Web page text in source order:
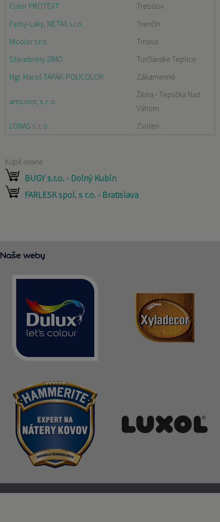
Color PROTEXT
Trebišov
Farby-Laky, METAX s.r.o.
Trenčín
Micolor s.r.o.
Trnava
Stavebniny ZIMO
Turčianske Teplice
Mgr. Maroš ŤAPÁK-POLICOLOR
Zákamenné
amcolor, s. r. o.
Žilina - Teplička Nad
Váhom
LONAS s. r. o.
Zvolen
Kúpiť online
BUGY s.r.o. - Dolný Kubín
FARLESK spol. s r.o. - Bratislava
Naše weby